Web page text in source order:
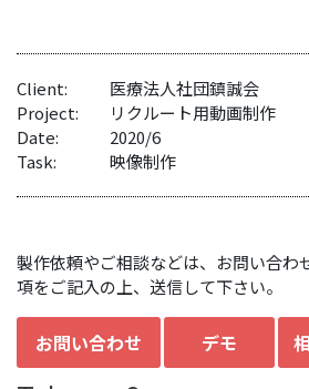
Client:
医療法人社団鎮誠会
Project:
リクルート用動画制作
Date:
2020/6
Task:
映像制作
製作依頼やご相談などは、お問い合わ
項をご記入の上、送信して下さい。
お問い合わせ デモ